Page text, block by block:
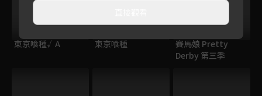
東京喰種√A 東京喰種
賽馬娘 Pretty
Derby 第三季